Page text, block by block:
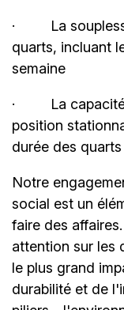
·
La
quarts, incluant
semaine
·
La
position
durée des
Notre
social est un
faire des
attention sur les
le plus grand
durabilité et de